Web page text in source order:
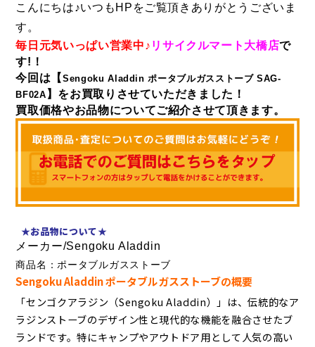
こんにちは♪いつもHPをご覧頂きありがとうございま
す。
毎日元気いっぱい営業中♪ リサイクルマート大橋店で
す!！
今回は 【 Sengoku Aladdin ポータブルガスストーブ SAG-
BF02A 】 をお買取りさせていただきました！
買取価格やお品物についてご紹介させて頂きます。
★お品物について★
メーカー/Sengoku Aladdin
商品名：ポータブルガスストーブ
Sengoku Aladdin ポータブルガスストーブの概要
「センゴクアラジン（Sengoku Aladdin）」は、伝統的なア
ラジンストーブのデザイン性と現代的な機能を融合させたブ
ランドです。特にキャンプやアウトドア用として人気の高い